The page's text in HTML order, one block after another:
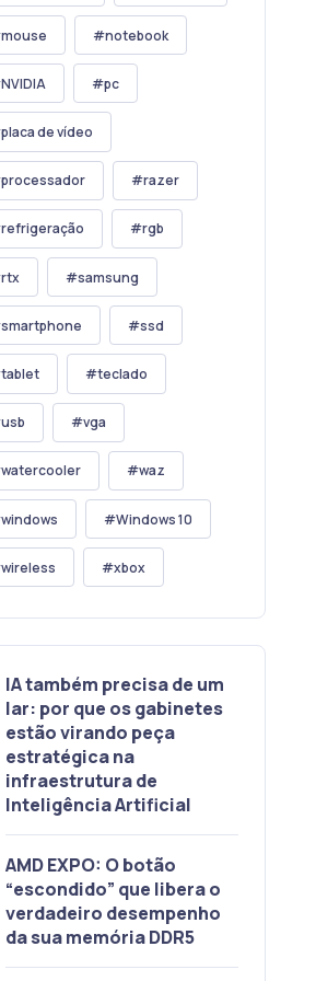
mouse notebook
NVIDIA pc
placa de vídeo
processador razer
refrigeração rgb
rtx samsung
smartphone ssd
tablet teclado
usb vga
watercooler waz
windows Windows 10
wireless xbox
IA também precisa de um
lar: por que os gabinetes
estão virando peça
estratégica na
infraestrutura de
Inteligência Artificial
AMD EXPO: O botão
“escondido” que libera o
verdadeiro desempenho
da sua memória DDR5